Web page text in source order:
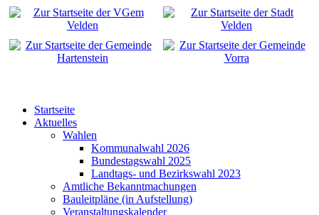
Startseite
Aktuelles
Wahlen
Kommunalwahl 2026
Bundestagswahl 2025
Landtags- und Bezirkswahl 2023
Amtliche Bekanntmachungen
Bauleitpläne (in Aufstellung)
Veranstaltungskalender